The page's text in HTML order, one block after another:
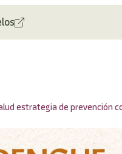
estrategia de prevención